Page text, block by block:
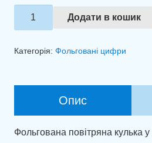
Фольгована
цифра
Додати в кошик
Категорія: Фольговані цифри
Опис
Фольгована повітряна кулька у